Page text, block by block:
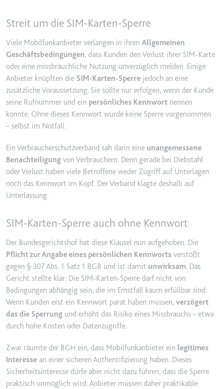
Google Analytics über das Gerät
zu senden. Erfasst den Besucher
über Geräte und Marketingkanäle
hinweg.
Ablauf:
2 Jahre
Typ:
HTTP-Cookie
Anbieter:
smartlaw.de
Zweck:
Wird verwendet, um Daten zu
Google Analytics über das Gerät
und das Verhalten des Besuchers
Typ:
_gcl_au
Anbieter:
smartlaw.de
Zweck:
Wird verwendet, um die Effizienz
der Werbeaktivitäten der Website
Conversion-Rate der Anzeigen der
Website über mehrere Websites
hinweg gesammelt werden.
Ablauf:
3 Monate
Ablauf:
180 Tage
Typ:
HTTP-Cookie
YSC
Anbieter:
youtube.com
Zweck:
Registriert eine eindeutige ID, um
Statistiken der Videos von
Typ:
HTTP-Cookie
Streit um die SIM-Karten-Sperre
Viele Mobilfunkanbieter verlangen in ihren Allgemeinen
Geschäftsbedingungen, dass Kunden den Verlust ihrer SIM-Karte
oder eine missbräuchliche Nutzung unverzüglich melden. Einige
Anbieter knüpften die SIM-Karten-Sperre jedoch an eine
zusätzliche Voraussetzung: Sie sollte nur erfolgen, wenn der Kunde
seine Rufnummer und ein persönliches Kennwort nennen
konnte. Ohne dieses Kennwort wurde keine Sperre vorgenommen
– selbst im Notfall.
Ein Verbraucherschutzverband sah darin eine unangemessene
Benachteiligung von Verbrauchern. Denn gerade bei Diebstahl
oder Verlust haben viele Betroffene weder Zugriff auf Unterlagen
noch das Kennwort im Kopf. Der Verband klagte deshalb auf
Unterlassung.
SIM-Karten-Sperre auch ohne Kennwort
Der Bundesgerichtshof hat diese Klausel nun aufgehoben. Die
Pflicht zur Angabe eines persönlichen Kennworts verstößt
gegen § 307 Abs. 1 Satz 1 BGB und ist damit unwirksam. Das
Gericht stellte klar: Die SIM-Karten-Sperre darf nicht von
Bedingungen abhängig sein, die im Ernstfall kaum erfüllbar sind.
Wenn Kunden erst ein Kennwort parat haben müssen, verzögert
das die Sperrung und erhöht das Risiko eines Missbrauchs – etwa
durch hohe Kosten oder Datenzugriffe.
Zwar räumte der BGH ein, dass Mobilfunkanbieter ein legitimes
Interesse an einer sicheren Authentifizierung haben. Dieses
Sicherheitsinteresse dürfe aber nicht dazu führen, dass die Sperre
praktisch unmöglich wird. Anbieter müssen daher praktikable